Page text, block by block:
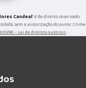
Candeal" é de direito reservado.
sem a autorização do autor. Crime
98 - Lei de direitos autorais.